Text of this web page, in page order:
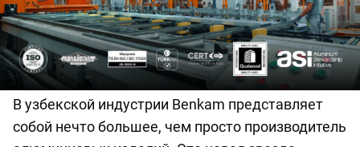
В узбекской индустрии Benkam представляет
собой нечто большее, чем просто производитель